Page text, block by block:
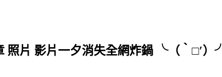
照片 影片一夕消失全網炸鍋 ╰（‵□′）